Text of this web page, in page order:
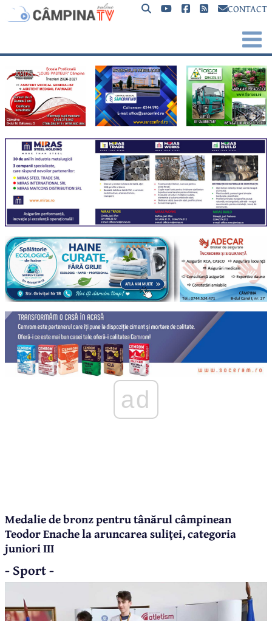
CONTACT
ad
Medalie de bronz pentru tânărul câmpinean
Teodor Enache la aruncarea suliţei, categoria
juniori III
- Sport -